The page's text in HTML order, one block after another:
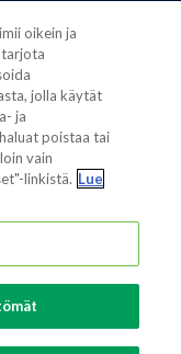
oikein ja
tarjota
jolla käytät
ja
poistaa tai
vain
linkistä. Lue